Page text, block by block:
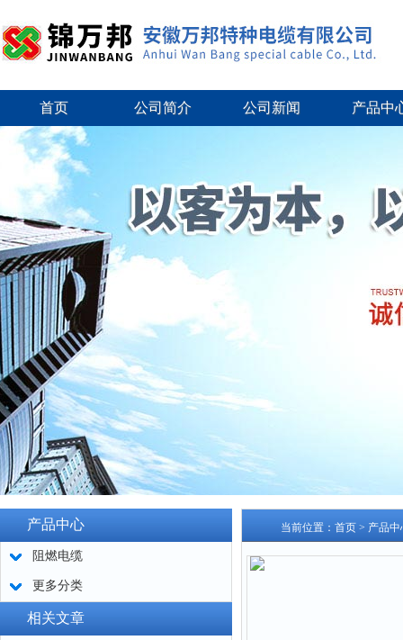
首页 公司简介 公司新闻 产品中
产品中心
阻燃电缆
更多分类
相关文章
当前位置： 首页 > 产品中